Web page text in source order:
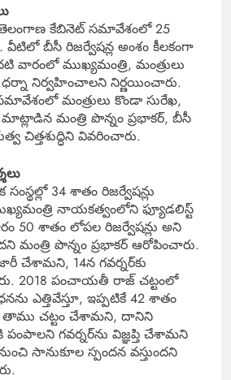
కేబినెట్ సమావేశంలో 25
బీసీ రిజర్వేషన్ల అంశం కీలకంగా
వారంలో ముఖ్యమంత్రి, మంత్రులు
ధర్నా నిర్వహించాలని నిర్ణయించారు.
మంత్రులు కొండా సురేఖ,
మంత్రి పొన్నం ప్రభాకర్, బీసీ
చిత్తశుద్ధిని వివరించారు.
34 శాతం రిజర్వేషన్లు
నాయకత్వంలోని ఫ్యూడలిస్ట్
50 శాతం లోపల రిజర్వేషన్లు అని
మంత్రి పొన్నం ప్రభాకర్ ఆరోపించారు.
చేశామని, 14న గవర్నర్‌కు
2018 పంచాయతీ రాజ్ చట్టంలో
ఎత్తివేస్తూ, ఇప్పటికే 42 శాతం
తాము చట్టం చేశామని, దానిని
గవర్నర్‌ను విజ్ఞప్తి చేశామని
సానుకూల స్పందన వస్తుందని